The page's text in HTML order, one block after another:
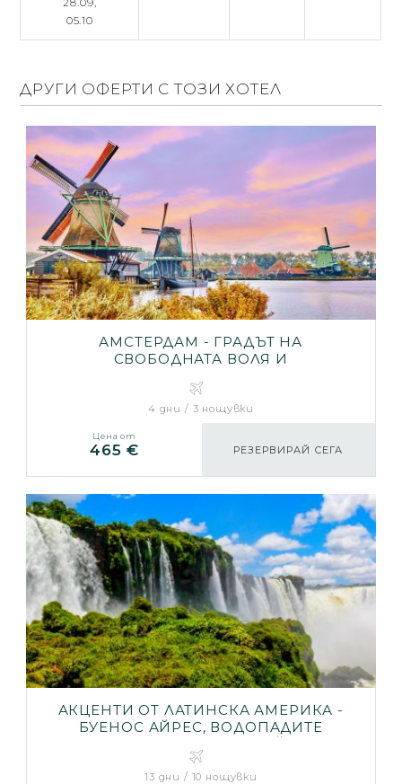
05.10
ДРУГИ ОФЕРТИ С ТОЗИ ХОТЕЛ
АМСТЕРДАМ - ГРАДЪТ НА
СВОБОДНАТА ВОЛЯ И
4 дни / 3 нощувки
Цена от
465 € РЕЗЕРВИРАЙ СЕГА
АКЦЕНТИ ОТ ЛАТИНСКА АМЕРИКА -
БУЕНОС АЙРЕС, ВОДОПАДИТЕ
13 дни / 10 нощувки